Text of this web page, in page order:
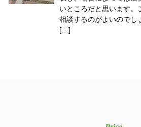
いところだと思います。
相談するのがよいのでし
[…]